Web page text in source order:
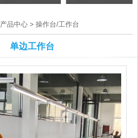
产品中心 > 操作台/工作台
单边工作台